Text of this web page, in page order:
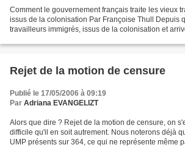
Comment le gouvernement français traite les vieux
issus de la colonisation Par Françoise Thull Depuis
travailleurs immigrés, issus de la colonisation et
Rejet de la motion de censure
Publié le 17/05/2006 à 09:19
Par Adriana EVANGELIZT
Alors que dire ? Rejet de la motion de censure, on
difficile qu'il en soit autrement. Nous noterons déjà
UMP présents sur 364, ce qui ne représente même